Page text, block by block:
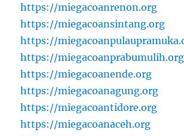
https://miegacoanrenon.org
https://miegacoansintang.org
https://
https://miegacoanprabumulih.org
https://miegacoanende.org
https://miegacoanagung.org
https://miegacoantidore.org
https://miegacoanaceh.org